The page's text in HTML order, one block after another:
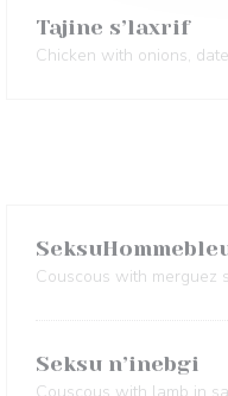
Tajine s’laxrif
Chicken with onions,
Couscous with merguez
Seksu n’inebgi